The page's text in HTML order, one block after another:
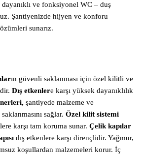
ve fonksiyonel WC – duş
Şantiyenizde hijyen ve konforu
sunarız.
ın güvenli saklanması için özel kilitli ve
Dış etkenlere karşı yüksek dayanıklılık
şantiyede malzeme ve
sağlar. Özel kilit sistemi
karşı tam koruma sunar. Çelik kapılar
dış etkenlere karşı dirençlidir. Yağmur,
koşullardan malzemeleri korur. İç